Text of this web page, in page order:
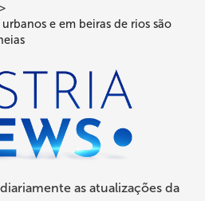
e em beiras de rios são
as atualizações da